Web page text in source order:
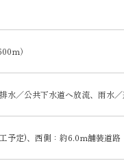
ｍ）
／公共下水道へ放流、雨水／
予定)、西側：約6.0ｍ舗装道路